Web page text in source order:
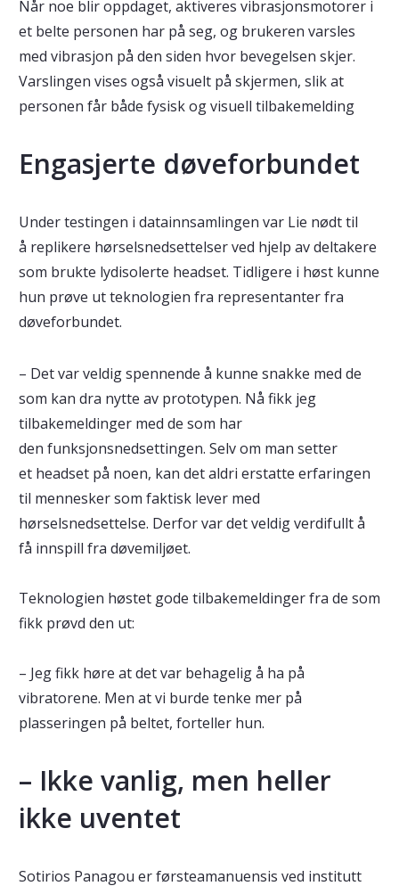
Når noe blir oppdaget, aktiveres vibrasjonsmotorer i
et belte personen har på seg, og brukeren varsles
med vibrasjon på den siden hvor bevegelsen skjer.
Varslingen vises også visuelt på skjermen, slik at
personen får både fysisk og visuell tilbakemelding
Engasjerte døveforbundet
Under testingen i datainnsamlingen var Lie nødt til
å replikere hørselsnedsettelser ved hjelp av deltakere
som brukte lydisolerte headset. Tidligere i høst kunne
hun prøve ut teknologien fra representanter fra
døveforbundet.
– Det var veldig spennende å kunne snakke med de
som kan dra nytte av prototypen. Nå fikk jeg
tilbakemeldinger med de som har
den funksjonsnedsettingen. Selv om man setter
et headset på noen, kan det aldri erstatte erfaringen
til mennesker som faktisk lever med
hørselsnedsettelse. Derfor var det veldig verdifullt å
få innspill fra døvemiljøet.
Teknologien høstet gode tilbakemeldinger fra de som
fikk prøvd den ut:
– Jeg fikk høre at det var behagelig å ha på
vibratorene. Men at vi burde tenke mer på
plasseringen på beltet, forteller hun.
– Ikke vanlig, men heller
ikke uventet
Sotirios Panagou er førsteamanuensis ved institutt